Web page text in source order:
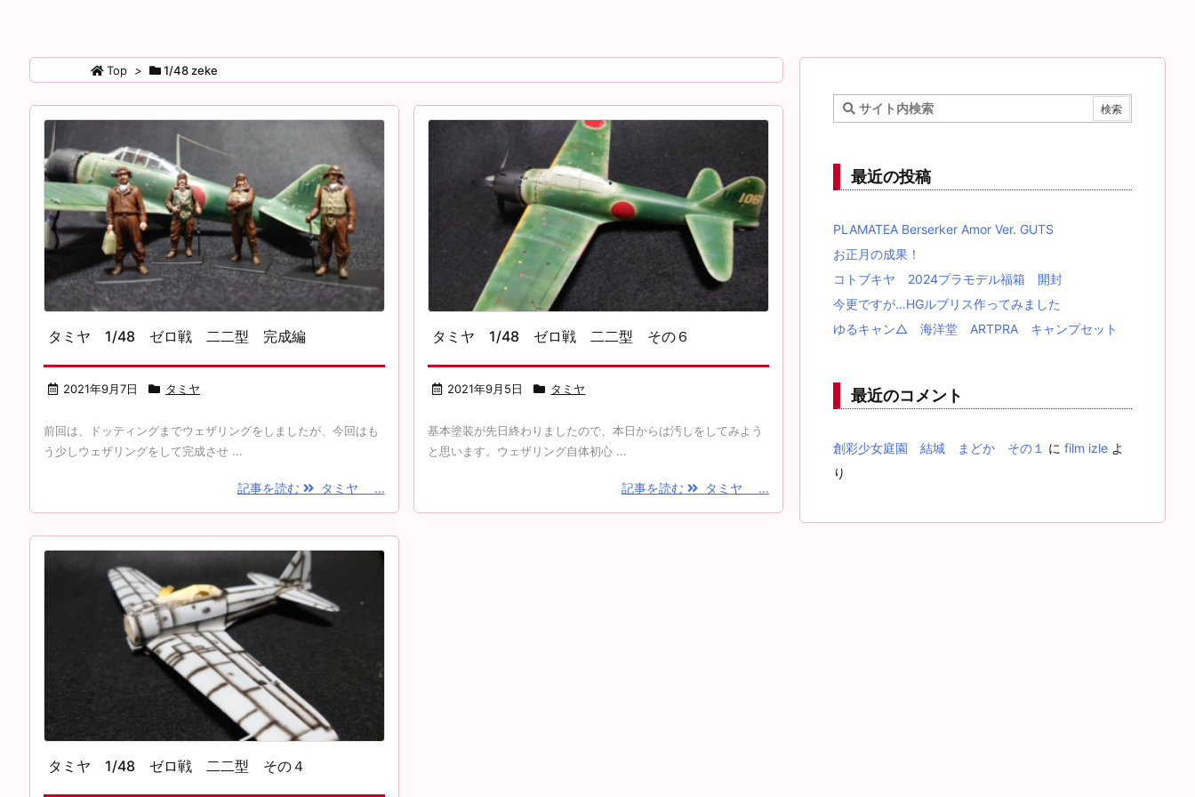
Top > 1/48 zeke
タミヤ 1/48 ゼロ戦 二二型 完成編
2021年9月7日 タミヤ
前回は、ドッティングまでウェザリングをしましたが、今回はも
う少しウェザリングをして完成させ ...
記事を読む タミヤ ...
タミヤ 1/48 ゼロ戦 二二型 その６
2021年9月5日 タミヤ
基本塗装が先日終わりましたので、本日からは汚しをしてみよう
と思います。ウェザリング自体初心 ...
記事を読む タミヤ ...
タミヤ 1/48 ゼロ戦 二二型 その４
最近の投稿
PLAMATEA Berserker Amor Ver. GUTS
お正月の成果！
コトブキヤ 2024プラモデル福箱 開封
今更ですが…HGルブリス作ってみました
ゆるキャン△ 海洋堂 ARTPRA キャンプセット
最近のコメント
創彩少女庭園 結城 まどか その１ に film izle よ
り